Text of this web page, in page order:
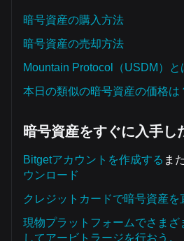
暗号資産の購入方法
暗号資産の売却方法
Mountain Protocol（USDM）と
本日の類似の暗号資産の価格は
暗号資産をすぐに入手し
Bitgetアカウントを作成する ま
ウンロード
クレジットカードで暗号資産を
現物プラットフォームでさまざ
してアービトラージを行おう。